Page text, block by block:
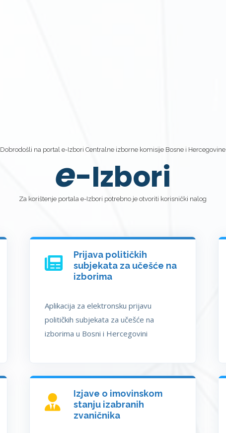
Dobrodošli na portal e-Izbori Centralne izborne komisije Bosne i Hercegovine
e-Izbori
Za korištenje portala e-Izbori potrebno je otvoriti korisnički nalog
Prijava političkih
subjekata za učešće na
izborima
Aplikacija za elektronsku prijavu
političkih subjekata za učešće na
izborima u Bosni i Hercegovini
Izjave o imovinskom
stanju izabranih
zvaničnika